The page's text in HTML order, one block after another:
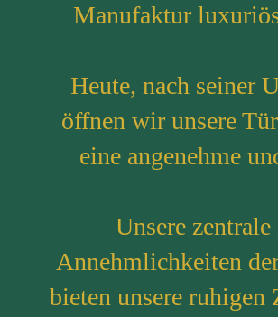
Manufaktur
Heute, nach seiner
öffnen wir unsere
eine angenehme
Unsere
Annehmlichkeiten
bieten unsere